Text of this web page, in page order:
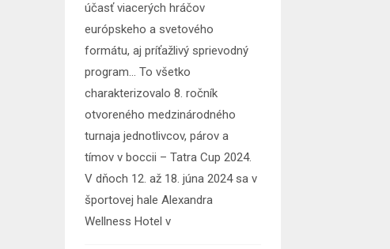
účasť viacerých hráčov
európskeho a svetového
formátu, aj príťažlivý sprievodný
program… To všetko
charakterizovalo 8. ročník
otvoreného medzinárodného
turnaja jednotlivcov, párov a
tímov v boccii – Tatra Cup 2024.
V dňoch 12. až 18. júna 2024 sa v
športovej hale Alexandra
Wellness Hotel v